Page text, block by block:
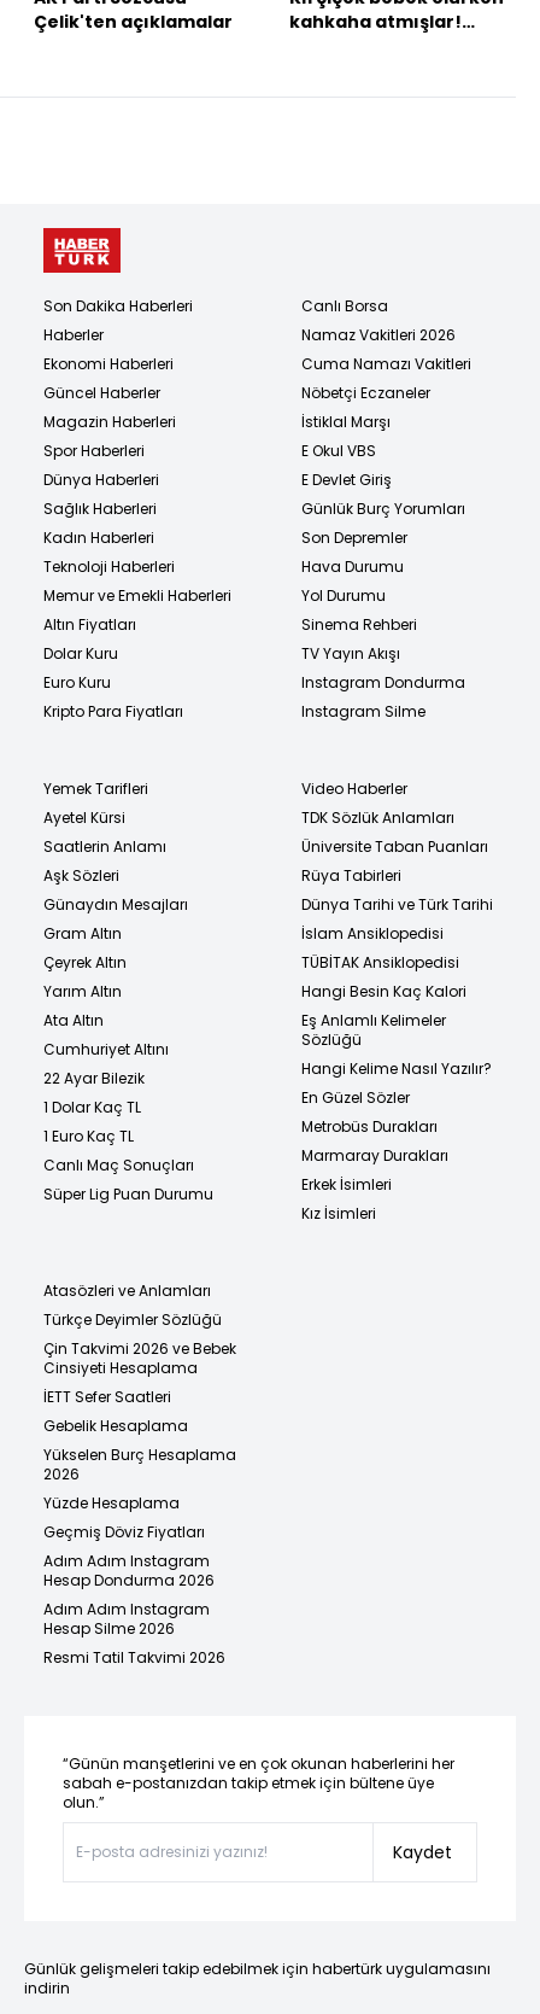
Çelik'ten açıklamalar
kahkaha atmışlar!
var!"
Son Dakika Haberleri
Haberler
Ekonomi Haberleri
Güncel Haberler
Magazin Haberleri
Spor Haberleri
Dünya Haberleri
Sağlık Haberleri
Kadın Haberleri
Teknoloji Haberleri
Memur ve Emekli Haberleri
Altın Fiyatları
Dolar Kuru
Euro Kuru
Kripto Para Fiyatları
Canlı Borsa
Namaz Vakitleri 2026
Cuma Namazı Vakitleri
Nöbetçi Eczaneler
İstiklal Marşı
E Okul VBS
E Devlet Giriş
Günlük Burç Yorumları
Son Depremler
Hava Durumu
Yol Durumu
Sinema Rehberi
TV Yayın Akışı
Instagram Dondurma
Instagram Silme
Yemek Tarifleri
Ayetel Kürsi
Saatlerin Anlamı
Aşk Sözleri
Günaydın Mesajları
Gram Altın
Çeyrek Altın
Yarım Altın
Ata Altın
Cumhuriyet Altını
22 Ayar Bilezik
1 Dolar Kaç TL
1 Euro Kaç TL
Canlı Maç Sonuçları
Süper Lig Puan Durumu
Video Haberler
TDK Sözlük Anlamları
Üniversite Taban Puanları
Rüya Tabirleri
Dünya Tarihi ve Türk Tarihi
İslam Ansiklopedisi
TÜBİTAK Ansiklopedisi
Hangi Besin Kaç Kalori
Eş Anlamlı Kelimeler
Sözlüğü
Hangi Kelime Nasıl Yazılır?
En Güzel Sözler
Metrobüs Durakları
Marmaray Durakları
Erkek İsimleri
Kız İsimleri
Atasözleri ve Anlamları
Türkçe Deyimler Sözlüğü
Çin Takvimi 2026 ve Bebek
Cinsiyeti Hesaplama
İETT Sefer Saatleri
Gebelik Hesaplama
Yükselen Burç Hesaplama
2026
Yüzde Hesaplama
Geçmiş Döviz Fiyatları
Adım Adım Instagram
Hesap Dondurma 2026
Adım Adım Instagram
Hesap Silme 2026
Resmi Tatil Takvimi 2026
“Günün manşetlerini ve en çok okunan haberlerini her
sabah e-postanızdan takip etmek için bültene üye
olun.”
Kaydet
Günlük gelişmeleri takip edebilmek için habertürk uygulamasını
indirin